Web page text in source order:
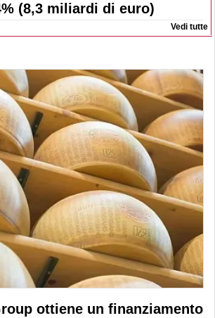
(8,3 miliardi di euro)
Vedi tutte
ottiene un finanziamento